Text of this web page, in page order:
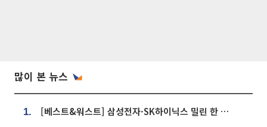
많이 본 뉴스
1. [베스트&워스트] 삼성전자·SK하이닉스 밀린 한 주…상상인증권은 85% 급등